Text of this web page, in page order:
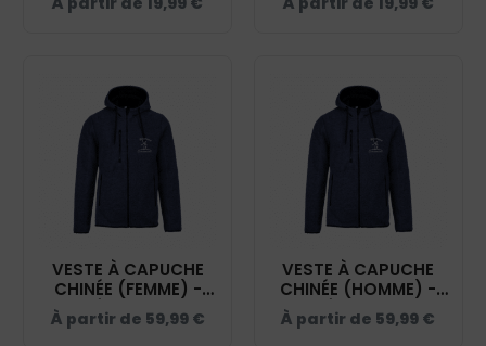
NAVY - IB301
CASTELNAUDAISE -
VESTE À CAPUCHE
CHINÉE (FEMME) -
PÉTANQUE
CASTELNAUDAISE -
À partir de 59,99 €
VESTE À CAPUCHE
CHINÉE (HOMME) -
PÉTANQUE
CASTELNAUDAISE -
À partir de 59,99 €